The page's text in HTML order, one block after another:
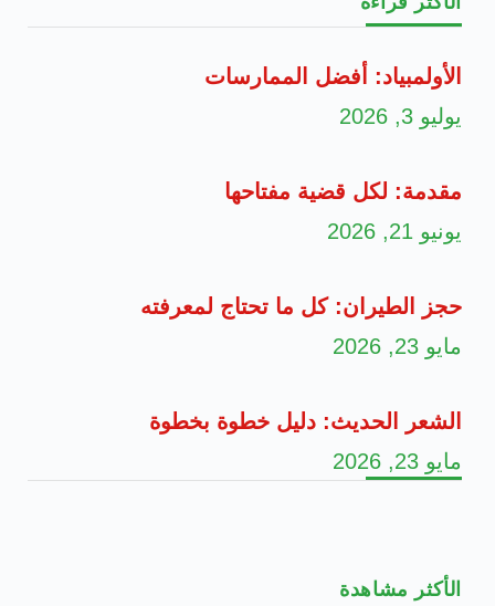
الأولمبياد: أفضل الممارسات
يوليو 3, 2026
مقدمة: لكل قضية مفتاحها
يونيو 21, 2026
حجز الطيران: كل ما تحتاج لمعرفته
مايو 23, 2026
الشعر الحديث: دليل خطوة بخطوة
مايو 23, 2026
الأكثر مشاهدة